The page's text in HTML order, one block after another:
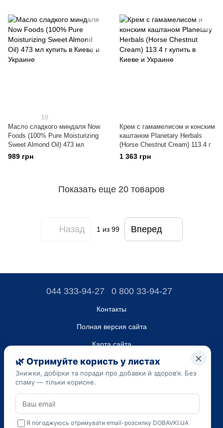
10
Масло сладкого миндаля Now
Foods (100% Pure Moisturizing
Sweet Almond Oil) 473 мл
989 грн
Крем с гамамелисом и конским
каштаном Planetary Herbals
(Horse Chestnut Cream) 113.4 г
1 363 грн
Показать еще 20 товаров
Назад 1 из 99 Вперед
044 333-94-27 0 800 33-94-27
Контакты
Полная версия сайта
Карта сайта
ТОВ “ДО ЮА”,
Код ЄДРПОУ 45223262
Дата регистрации 14.09.2023
Приведенная на сайте dobavki.ua информация носит
исключительно ознакомительный характер. Не используйте
нашу информацию для диагностики и лечения. Только ваш